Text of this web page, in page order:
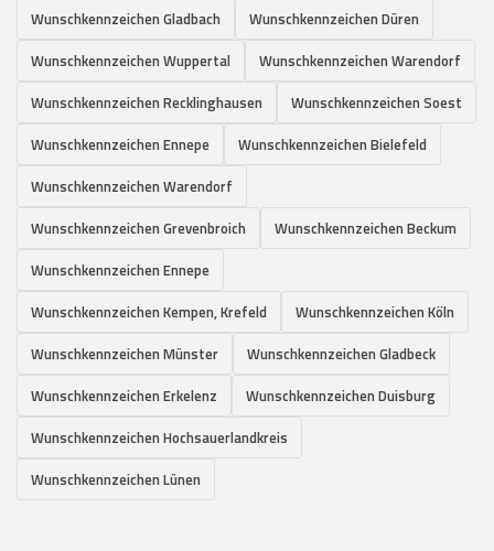
Wunschkennzeichen Gladbach
Wunschkennzeichen Düren
Wunschkennzeichen Wuppertal
Wunschkennzeichen Warendorf
Wunschkennzeichen Recklinghausen
Wunschkennzeichen Soest
Wunschkennzeichen Ennepe
Wunschkennzeichen Bielefeld
Wunschkennzeichen Warendorf
Wunschkennzeichen Grevenbroich
Wunschkennzeichen Beckum
Wunschkennzeichen Ennepe
Wunschkennzeichen Kempen, Krefeld
Wunschkennzeichen Köln
Wunschkennzeichen Münster
Wunschkennzeichen Gladbeck
Wunschkennzeichen Erkelenz
Wunschkennzeichen Duisburg
Wunschkennzeichen Hochsauerlandkreis
Wunschkennzeichen Lünen